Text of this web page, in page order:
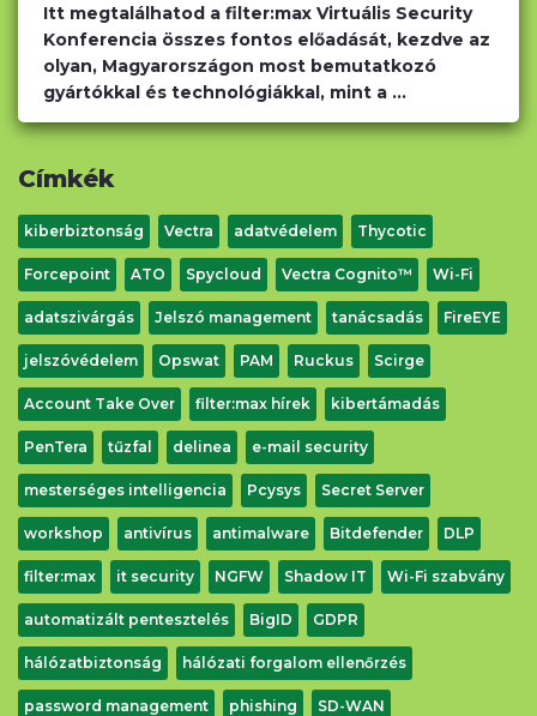
Itt megtalálhatod a filter:max Virtuális Security
Konferencia összes fontos előadását, kezdve az
olyan, Magyarországon most bemutatkozó
gyártókkal és technológiákkal, mint a ...
Címkék
kiberbiztonság Vectra adatvédelem Thycotic
Forcepoint ATO Spycloud Vectra Cognito™ Wi-Fi
adatszivárgás Jelszó management tanácsadás FireEYE
jelszóvédelem Opswat PAM Ruckus Scirge
Account Take Over filter:max hírek kibertámadás
PenTera tűzfal delinea e-mail security
mesterséges intelligencia Pcysys Secret Server
workshop antivírus antimalware Bitdefender DLP
filter:max it security NGFW Shadow IT Wi-Fi szabvány
automatizált pentesztelés BigID GDPR
hálózatbiztonság hálózati forgalom ellenőrzés
password management phishing SD-WAN